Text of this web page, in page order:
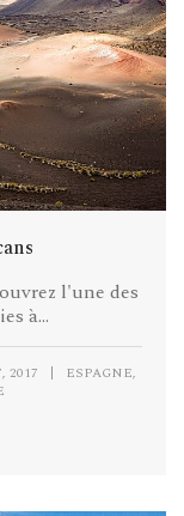
l'une des
à...
2017 | ESPAGNE,